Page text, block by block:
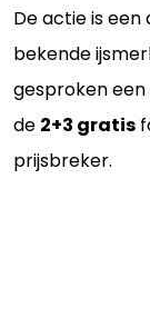
De actie is
bekende
gesproken
de 2+3 gratis
prijsbreker.